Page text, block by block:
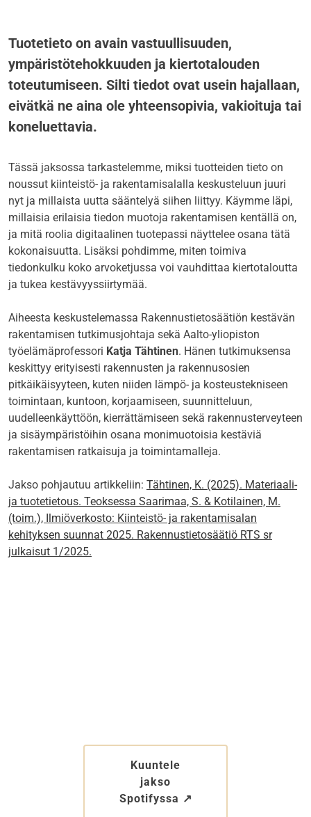
Tuotetieto on avain vastuullisuuden,
ympäristötehokkuuden ja kiertotalouden
toteutumiseen. Silti tiedot ovat usein hajallaan,
eivätkä ne aina ole yhteensopivia, vakioituja tai
koneluettavia.
Tässä jaksossa tarkastelemme, miksi tuotteiden tieto on
noussut kiinteistö- ja rakentamisalalla keskusteluun juuri
nyt ja millaista uutta sääntelyä siihen liittyy. Käymme läpi,
millaisia erilaisia tiedon muotoja rakentamisen kentällä on,
ja mitä roolia digitaalinen tuotepassi näyttelee osana tätä
kokonaisuutta. Lisäksi pohdimme, miten toimiva
tiedonkulku koko arvoketjussa voi vauhdittaa kiertotaloutta
ja tukea kestävyyssiirtymää.
Aiheesta keskustelemassa Rakennustietosäätiön kestävän
rakentamisen tutkimusjohtaja sekä Aalto-yliopiston
työelämäprofessori Katja Tähtinen. Hänen tutkimuksensa
keskittyy erityisesti rakennusten ja rakennusosien
pitkäikäisyyteen, kuten niiden lämpö- ja kosteustekniseen
toimintaan, kuntoon, korjaamiseen, suunnitteluun,
uudelleenkäyttöön, kierrättämiseen sekä rakennusterveyteen
ja sisäympäristöihin osana monimuotoisia kestäviä
rakentamisen ratkaisuja ja toimintamalleja.
Jakso pohjautuu artikkeliin: Tähtinen, K. (2025). Materiaali-
ja tuotetietous. Teoksessa Saarimaa, S. & Kotilainen, M.
(toim.), Ilmiöverkosto: Kiinteistö- ja rakentamisalan
kehityksen suunnat 2025. Rakennustietosäätiö RTS sr
julkaisut 1/2025.
Kuuntele
jakso
Spotifyssa ↗︎